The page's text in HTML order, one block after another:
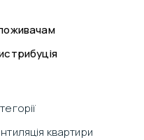
квартири